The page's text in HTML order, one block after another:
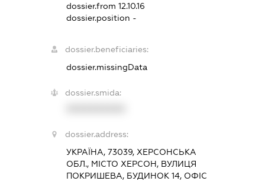
dossier.from 12.10.16
dossier.position -
dossier.beneficiaries:
dossier.missingData
dossier.smida:
dossier.address:
УКРАЇНА, 73039, ХЕРСОНСЬКА
ОБЛ., МІСТО ХЕРСОН, ВУЛИЦЯ
ПОКРИШЕВА, БУДИНОК 14, ОФІС